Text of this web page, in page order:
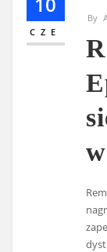
CZE
By